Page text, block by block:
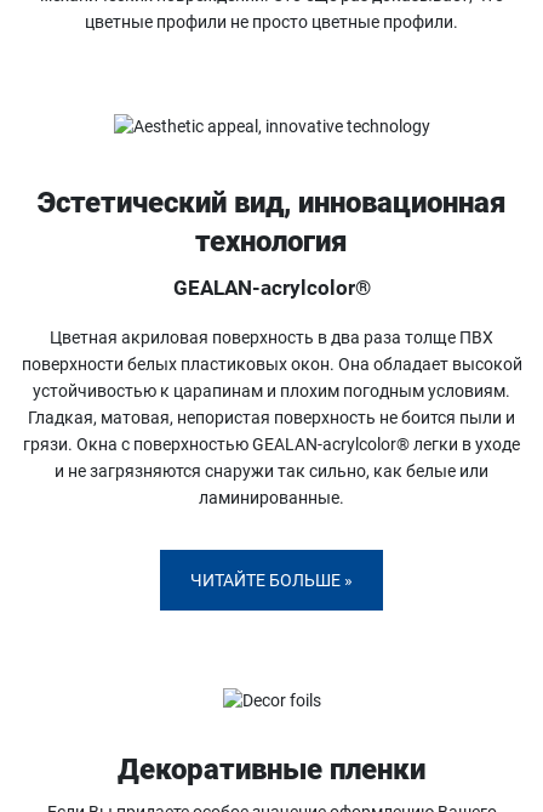
цветные профили не просто цветные профили.
Эстетический вид, инновационная
технология
GEALAN-acrylcolor®
Цветная акриловая поверхность в два раза толще ПВХ
поверхности белых пластиковых окон. Она обладает высокой
устойчивостью к царапинам и плохим погодным условиям.
Гладкая, матовая, непористая поверхность не боится пыли и
грязи. Окна с поверхностью GEALAN-acrylcolor® легки в уходе
и не загрязняются снаружи так сильно, как белые или
ламинированные.
ЧИТАЙТЕ БОЛЬШЕ »
Декоративные пленки